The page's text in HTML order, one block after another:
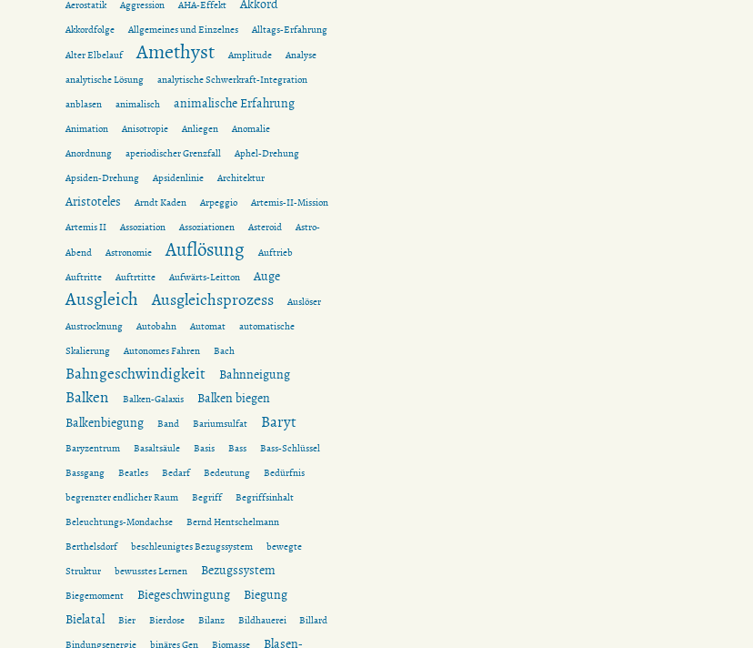
Aerostatik
Aggression AHA-Effekt Akkord
Akkordfolge Allgemeines und Einzelnes
Alltags-Erfahrung
Alter Elbelauf
Amethyst Amplitude
Analyse
analytische Lösung
analytische Schwerkraft-Integration
anblasen
animalisch animalische Erfahrung
Animation Anisotropie Anliegen
Anomalie
Anordnung
aperiodischer Grenzfall
Aphel-Drehung
Apsiden-Drehung
Apsidenlinie Architektur
Aristoteles Arndt Kaden Arpeggio
Artemis-II-Mission
Artemis II
Assoziation Assoziationen Asteroid
Astro-
Abend
Astronomie Auflösung
Auftrieb
Auftritte
Auftrtitte Aufwärts-Leitton Auge
Ausgleich Ausgleichsprozess
Auslöser
Austrocknung
Autobahn Automat
automatische
Skalierung
Autonomes Fahren Bach
Bahngeschwindigkeit Bahnneigung
Balken Balken-Galaxis
Balken biegen
Balkenbiegung
Band Bariumsulfat Baryt
Baryzentrum Basaltsäule Basis Bass
Bass-Schlüssel
Bassgang
Beatles Bedarf Bedeutung
Bedürfnis
begrenzter endlicher Raum
Begriff
Begriffsinhalt
Beleuchtungs-Mondachse
Bernd Hentschelmann
Berthelsdorf
beschleunigtes Bezugssystem
bewegte
Struktur
bewusstes Lernen Bezugssystem
Biegemoment Biegeschwingung
Biegung
Bielatal
Bier Bierdose Bilanz Bildhauerei
Billard
Bindungsenergie
binäres Gen Biomasse
Blasen-